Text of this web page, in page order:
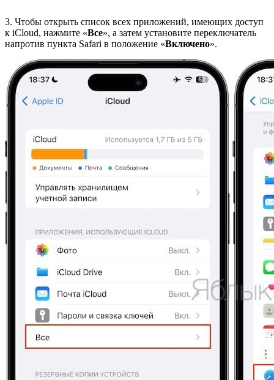
3. Чтобы открыть список всех приложений, имеющих доступ
к iCloud, нажмите «Все», а затем установите переключатель
напротив пункта Safari в положение «Включено».